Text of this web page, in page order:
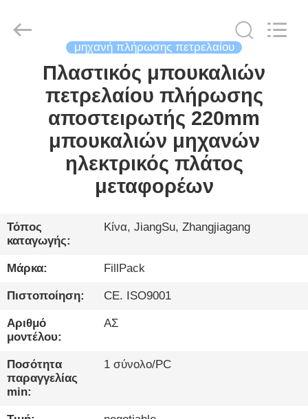
ΣΠΊΤΙ
ΠΡΟΪΌΝΤΑ
ΠΕΡΊΠΟΥ
ΓΎΡΟΣ
ΕΡΓΟΣΤΑΣΊΩΝ
ΠΟΙΟΤΙΚΌΣ
ΈΛΕΓΧΟΣ
ΜΑΣ
ΕΛΆΤΕ
ΣΕ
Machinery
μηχανή πλήρωσης πετρελαίου
Πλαστικός μπουκαλιών
πετρελαίου πλήρωσης
αποστειρωτής 220mm
μπουκαλιών μηχανών
ηλεκτρικός πλάτος
μεταφορέων
Τόπος
καταγωγής:
Κίνα, JiangSu, Zhangjiagang
Μάρκα: FillPack
Πιστοποίηση: CE. ISO9001
Αριθμό
μοντέλου:
ΑΣ
Ποσότητα
παραγγελίας
min:
1 σύνολο/PC